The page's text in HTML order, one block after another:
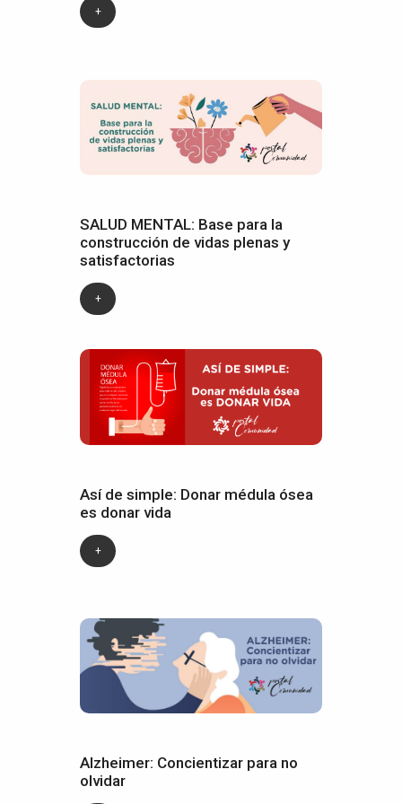
+
SALUD MENTAL: Base para la
construcción de vidas plenas y
satisfactorias
+
Así de simple: Donar médula ósea
es donar vida
+
Alzheimer: Concientizar para no
olvidar